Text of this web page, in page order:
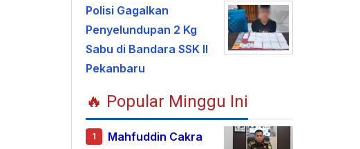
Polisi Gagalkan
Penyelundupan 2 Kg
Sabu di Bandara SSK II
Pekanbaru
🔥 Popular Minggu Ini
1
Mahfuddin Cakra